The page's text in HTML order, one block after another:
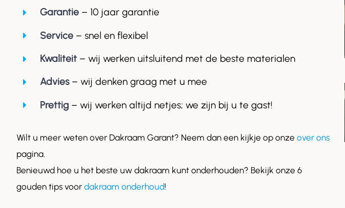
Garantie– 10 jaar garantie
Service – snel en flexibel
Kwaliteit– wij werken uitsluitend met de beste materialen
Advies– wij denken graag met u mee
Prettig– wij werken altijd netjes; we zijn bij u te gast!
Wilt u meer weten over Dakraam Garant? Neem dan een kijkje op onze over ons
pagina.
Benieuwd hoe u het beste uw dakraam kunt onderhouden? Bekijk onze 6
gouden tips voor dakraam onderhoud!